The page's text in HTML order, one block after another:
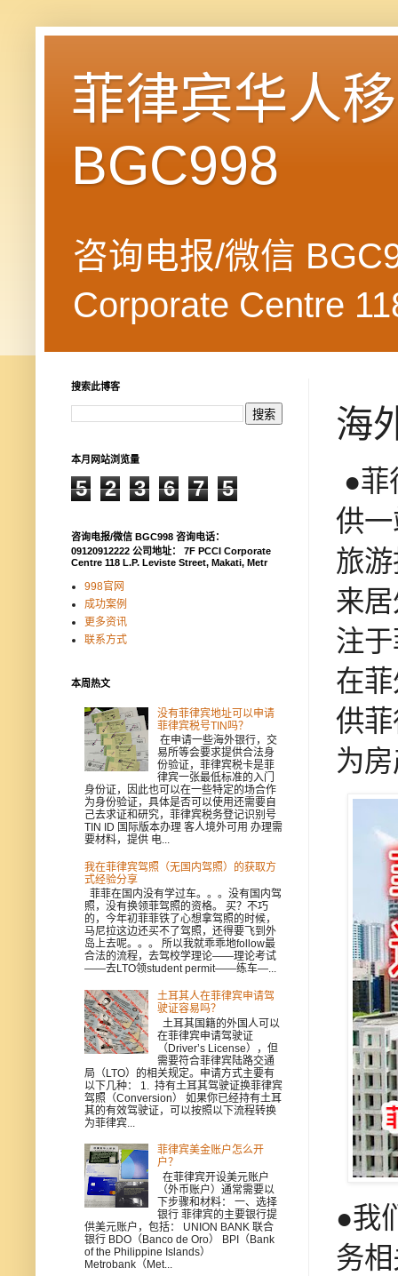
菲律宾华人
BGC998
咨询电报/微信
Corporate Centre
海
●菲
供
旅
来
注
在
供
为
●我
务
搜索此博客
本月网站浏览量
5 2 3 6 7 5
咨询电报/微信 BGC998 咨询电话：
09120912222 公司地址： 7F PCCI Corporate
Centre 118 L.P. Leviste Street, Makati, Metr
998官网
成功案例
更多资讯
联系方式
本周热文
没有菲律宾地址可以申请
菲律宾税号TIN吗？
在申请一些海外银行，交
易所等会要求提供合法身
份验证，菲律宾税卡是菲
律宾一张最低标准的入门
身份证，因此也可以在一些特定的场合作
为身份验证，具体是否可以使用还需要自
己去求证和研究，菲律宾税务登记识别号
TIN ID 国际版本办理 客人境外可用 办理需
要材料，提供 电...
我在菲律宾驾照（无国内驾照）的获取方
式经验分享
菲菲在国内没有学过车。。。没有国内驾
照，没有换领菲驾照的资格。 买？不巧
的，今年初菲菲铁了心想拿驾照的时候，
马尼拉这边还买不了驾照，还得要飞到外
岛上去呢。。。 所以我就乖乖地follow最
合法的流程，去驾校学理论——理论考试
——去LTO领student permit——练车—...
土耳其人在菲律宾申请驾
驶证容易吗？
土耳其国籍的外国人可以
在菲律宾申请驾驶证
（Driver’s License），但
需要符合菲律宾陆路交通
局（LTO）的相关规定。申请方式主要有
以下几种： 1. 持有土耳其驾驶证换菲律宾
驾照（Conversion） 如果你已经持有土耳
其的有效驾驶证，可以按照以下流程转换
为菲律宾...
菲律宾美金账户怎么开
户？
在菲律宾开设美元账户
（外币账户）通常需要以
下步骤和材料： 一、选择
银行 菲律宾的主要银行提
供美元账户，包括： UNION BANK 联合
银行 BDO（Banco de Oro） BPI（Bank
of the Philippine Islands）
Metrobank（Met...